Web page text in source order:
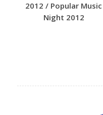
2012 / Popular Music
Night 2012